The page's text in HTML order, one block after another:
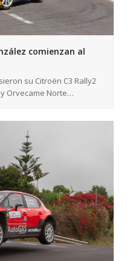
comienzan al
su Citroën C3 Rally2
Orvecame Norte…